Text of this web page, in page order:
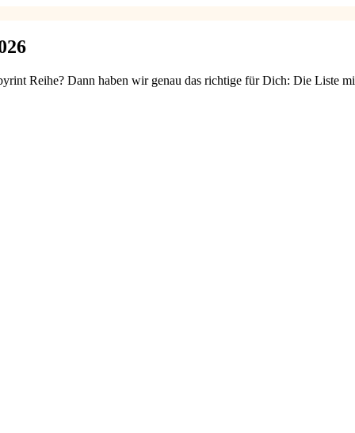
Reihe? Dann haben wir genau das richtige für Dich: Die Liste